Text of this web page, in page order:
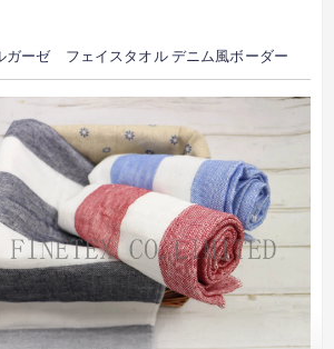
ガーゼ フェイスタオル デニム風ボーダー